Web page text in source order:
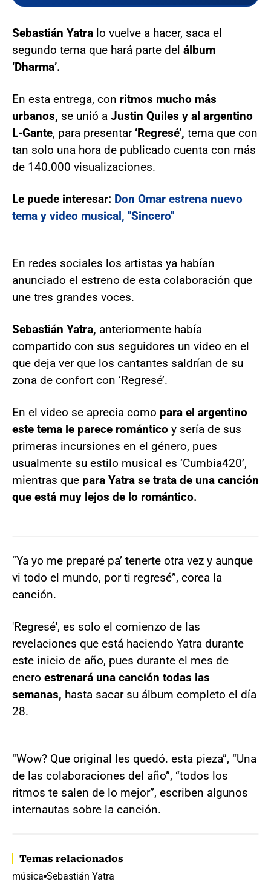
Sebastián Yatra lo vuelve a hacer, saca el
segundo tema que hará parte del álbum
‘Dharma’.
En esta entrega, con ritmos mucho más
urbanos, se unió a Justin Quiles y al argentino
L-Gante, para presentar ‘Regresé’, tema que con
tan solo una hora de publicado cuenta con más
de 140.000 visualizaciones.
Le puede interesar: Don Omar estrena nuevo
tema y video musical, "Sincero"
En redes sociales los artistas ya habían
anunciado el estreno de esta colaboración que
une tres grandes voces.
Sebastián Yatra, anteriormente había
compartido con sus seguidores un video en el
que deja ver que los cantantes saldrían de su
zona de confort con ‘Regresé’.
En el video se aprecia como para el argentino
este tema le parece romántico y sería de sus
primeras incursiones en el género, pues
usualmente su estilo musical es ‘Cumbia420’,
mientras que para Yatra se trata de una canción
que está muy lejos de lo romántico.
“Ya yo me preparé pa’ tenerte otra vez y aunque
vi todo el mundo, por ti regresé”, corea la
canción.
'Regresé', es solo el comienzo de las
revelaciones que está haciendo Yatra durante
este inicio de año, pues durante el mes de
enero estrenará una canción todas las
semanas, hasta sacar su álbum completo el día
28.
“Wow? Que original les quedó. esta pieza”, “Una
de las colaboraciones del año”, “todos los
ritmos te salen de lo mejor”, escriben algunos
internautas sobre la canción.
Temas relacionados
música Sebastián Yatra